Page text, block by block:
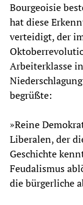
Bourgeoisie
hat diese
verteidigt, der
Arbeiterklasse
begrüßte:
»Reine
Liberalen, der
Geschichte
Feudalismus
die bürgerliche